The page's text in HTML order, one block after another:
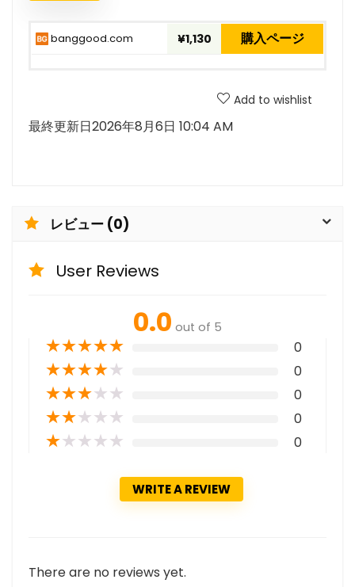
banggood.com ¥1,130 購入ページ
Add to wishlist
最終更新日2026年8月6日 10:04 AM
レビュー (0)
User Reviews
0.0 out of 5
★★★★★ 0
★★★★★ 0
★★★★★ 0
★★★★★ 0
★★★★★ 0
WRITE A REVIEW
There are no reviews yet.